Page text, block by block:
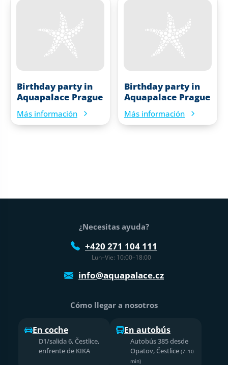
Birthday party in
Aquapalace Prague
Más información
Birthday party in
Aquapalace Prague
Más información
Pie de página
¿Necesitas ayuda?
+420 271 104 111
Lun–Vie: 10:00–18:00
info@aquapalace.cz
Cómo llegar a nosotros
En coche
D1/salida 6, Čestlice,
enfrente de KIKA
En autobús
Autobús 385 desde
Opatov, Čestlice (7–10
min)